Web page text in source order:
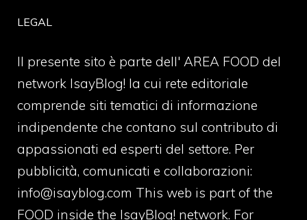
LEGAL
Il presente sito è parte dell' AREA FOOD del
network IsayBlog! la cui rete editoriale
comprende siti tematici di informazione
indipendente che contano sul contributo di
appassionati ed esperti del settore. Per
pubblicità, comunicati e collaborazioni:
info@isayblog.com This web is part of the
FOOD inside the IsayBlog! network. For